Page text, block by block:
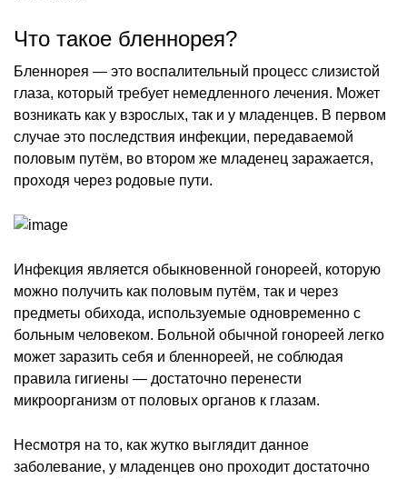
Что такое бленнорея?
Бленнорея — это воспалительный процесс слизистой
глаза, который требует немедленного лечения. Может
возникать как у взрослых, так и у младенцев. В первом
случае это последствия инфекции, передаваемой
половым путём, во втором же младенец заражается,
проходя через родовые пути.
Инфекция является обыкновенной гонореей, которую
можно получить как половым путём, так и через
предметы обихода, используемые одновременно с
больным человеком. Больной обычной гонореей легко
может заразить себя и бленнореей, не соблюдая
правила гигиены — достаточно перенести
микроорганизм от половых органов к глазам.
Несмотря на то, как жутко выглядит данное
заболевание, у младенцев оно проходит достаточно